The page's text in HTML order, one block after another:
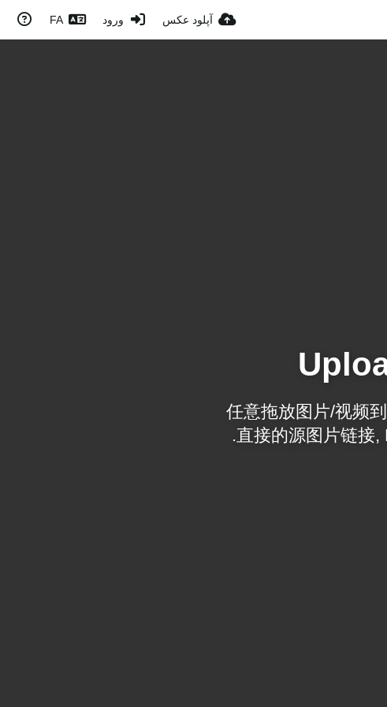
آپلود عکس ورود FA
任意拖放图片/视频
直接的源图片链接,